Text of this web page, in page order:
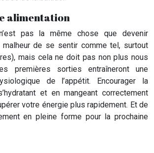
alimentation
pas la même chose que devenir
de se sentir comme tel, surtout
mais cela ne doit pas non plus nous
premières sorties entraîneront une
de l’appétit. Encourager la
et en mangeant correctement
votre énergie plus rapidement. Et de
en pleine forme pour la prochaine